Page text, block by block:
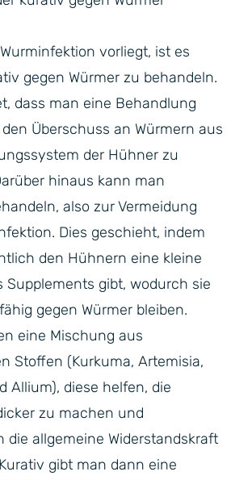
vorliegt, ist es
gegen Würmer zu behandeln.
dass man eine Behandlung
Überschuss an Würmern aus
der Hühner zu
hinaus kann man
also zur Vermeidung
Dies geschieht, indem
den Hühnern eine kleine
Supplements gibt, wodurch sie
gegen Würmer bleiben.
eine Mischung aus
Stoffen (Kurkuma, Artemisia,
Allium), diese helfen, die
zu machen und
die allgemeine Widerstandskraft
gibt man dann eine